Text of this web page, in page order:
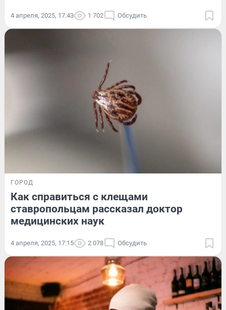
4 апреля, 2025, 17:43 1 702 Обсудить
ГОРОД
Как справиться с клещами
ставропольцам рассказал доктор
медицинских наук
4 апреля, 2025, 17:15 2 078 Обсудить